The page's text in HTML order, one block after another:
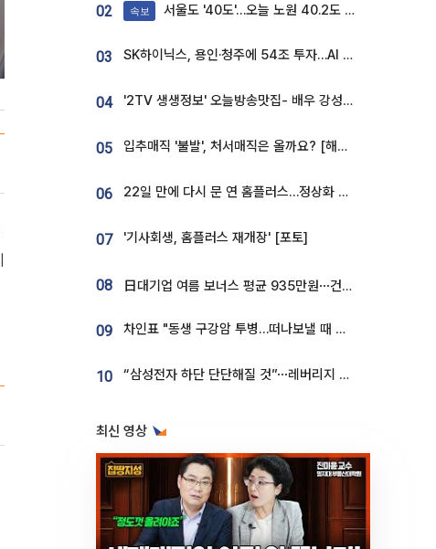
02 속보 서울도 '40도'…오늘 노원 40.2도 기록
03 SK하이닉스, 용인·청주에 54조 투자…AI 메모리 생산기지 키운다
04 '2TV 생생정보' 오늘방송맛집- 배우 강성진 단골! 쌀국수ㆍ푸팟퐁 커리 맛집 '블○○○'
05 입추매직 '불발', 처서매직은 올까요? [해시태그]
06 22일 만에 다시 문 연 홈플러스…정상화 바쁜데 재고 없어 ‘발동동’[가보니]
07 '기사회생, 홈플러스 재개장' [포토]
08 日대기업 여름 보너스 평균 935만원⋯건설회사 1800만 넘어
09 차인표 "동생 구강암 투병…떠나보낼 때 가장 힘들었다”
10 “삼성전자 하단 단단해질 것”⋯레버리지 규제에 쏠림 완화 [찐코노미]
최신 영상